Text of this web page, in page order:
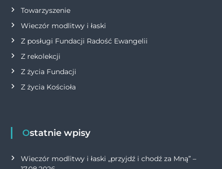
Towarzyszenie
Wieczór modlitwy i łaski
Z posługi Fundacji Radość Ewangelii
Z rekolekcji
Z życia Fundacji
Z życia Kościoła
Ostatnie wpisy
Wieczór modlitwy i łaski „przyjdź i chodź za Mną” –